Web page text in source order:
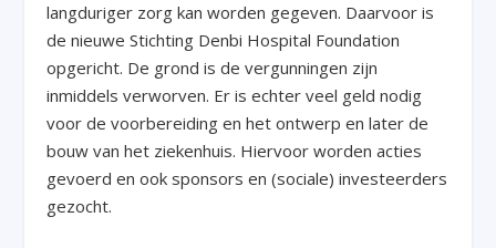
langduriger zorg kan worden gegeven. Daarvoor is
de nieuwe Stichting Denbi Hospital Foundation
opgericht. De grond is de vergunningen zijn
inmiddels verworven. Er is echter veel geld nodig
voor de voorbereiding en het ontwerp en later de
bouw van het ziekenhuis. Hiervoor worden acties
gevoerd en ook sponsors en (sociale) investeerders
gezocht.